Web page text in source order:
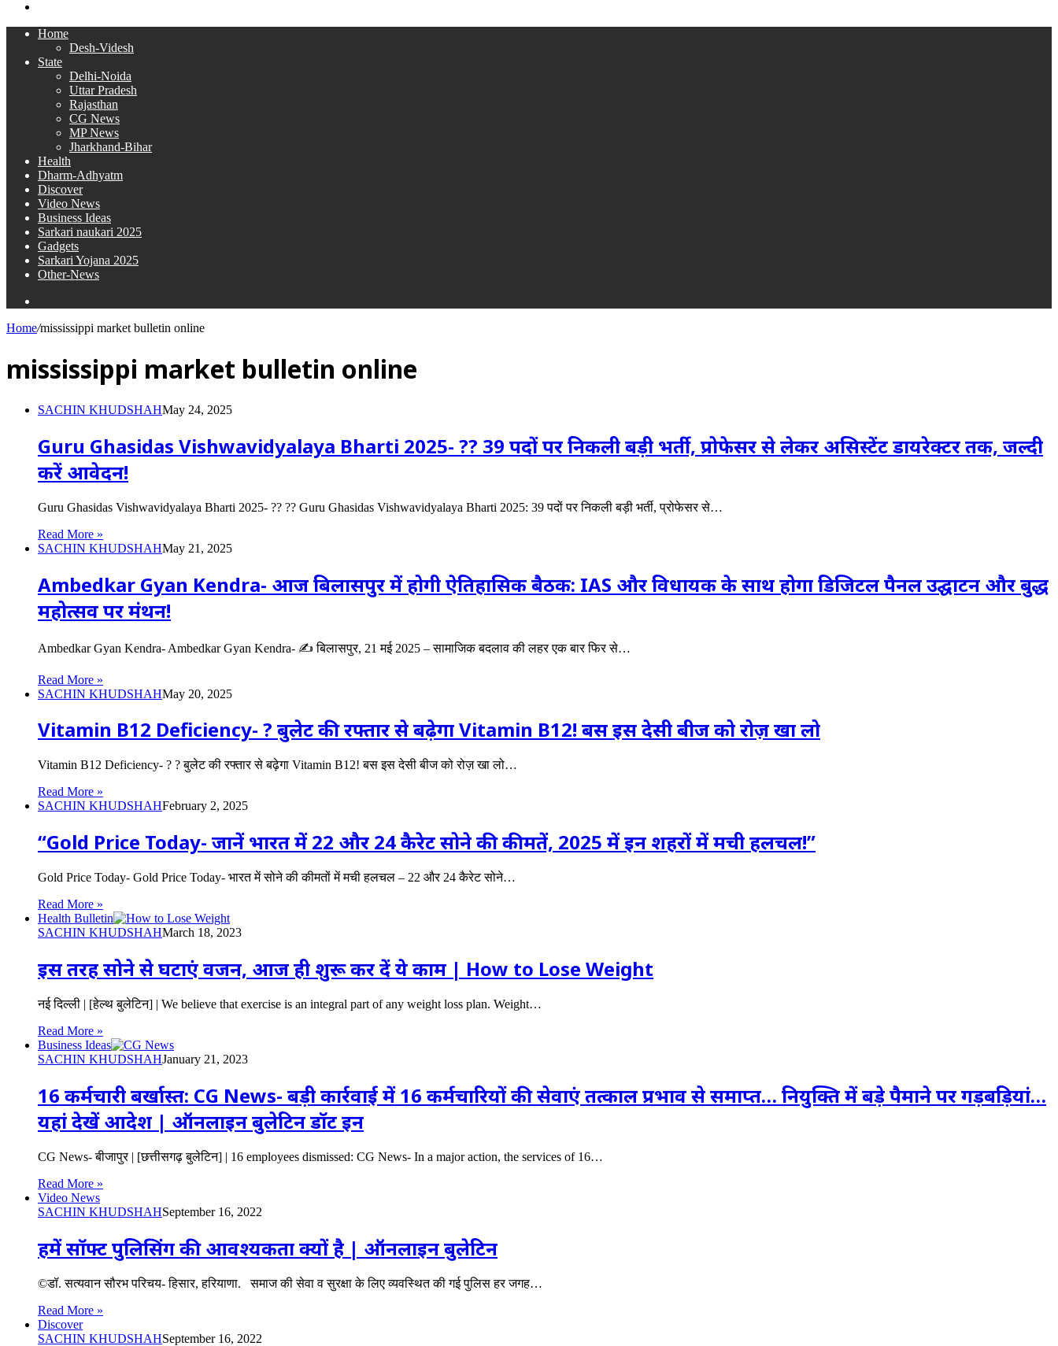
Home
Desh-Videsh
State
Delhi-Noida
Uttar Pradesh
Rajasthan
CG News
MP News
Jharkhand-Bihar
Health
Dharm-Adhyatm
Discover
Video News
Business Ideas
Sarkari naukari 2025
Gadgets
Sarkari Yojana 2025
Other-News
Home/mississippi market bulletin online
mississippi market bulletin online
SACHIN KHUDSHAHMay 24, 2025
Guru Ghasidas Vishwavidyalaya Bharti 2025- ?? 39 पदों पर निकली बड़ी भर्ती, प्रोफेसर से लेकर असिस्टेंट डायरेक्टर तक, जल्दी
करें आवेदन!
Guru Ghasidas Vishwavidyalaya Bharti 2025- ?? ?? Guru Ghasidas Vishwavidyalaya Bharti 2025: 39 पदों पर निकली बड़ी भर्ती, प्रोफेसर से…
Read More »
SACHIN KHUDSHAHMay 21, 2025
Ambedkar Gyan Kendra- आज बिलासपुर में होगी ऐतिहासिक बैठक: IAS और विधायक के साथ होगा डिजिटल पैनल उद्घाटन और बुद्ध
महोत्सव पर मंथन!
Ambedkar Gyan Kendra- Ambedkar Gyan Kendra- ✍️ बिलासपुर, 21 मई 2025 – सामाजिक बदलाव की लहर एक बार फिर से…
Read More »
SACHIN KHUDSHAHMay 20, 2025
Vitamin B12 Deficiency- ? बुलेट की रफ्तार से बढ़ेगा Vitamin B12! बस इस देसी बीज को रोज़ खा लो
Vitamin B12 Deficiency- ? ? बुलेट की रफ्तार से बढ़ेगा Vitamin B12! बस इस देसी बीज को रोज़ खा लो…
Read More »
SACHIN KHUDSHAHFebruary 2, 2025
“Gold Price Today- जानें भारत में 22 और 24 कैरेट सोने की कीमतें, 2025 में इन शहरों में मची हलचल!”
Gold Price Today- Gold Price Today- भारत में सोने की कीमतों में मची हलचल – 22 और 24 कैरेट सोने…
Read More »
Health Bulletin
SACHIN KHUDSHAHMarch 18, 2023
इस तरह सोने से घटाएं वजन, आज ही शुरू कर दें ये काम | How to Lose Weight
नई दिल्ली | [हेल्थ बुलेटिन] | We believe that exercise is an integral part of any weight loss plan. Weight…
Read More »
Business Ideas
SACHIN KHUDSHAHJanuary 21, 2023
16 कर्मचारी बर्खास्त: CG News- बड़ी कार्रवाई में 16 कर्मचारियों की सेवाएं तत्काल प्रभाव से समाप्त… नियुक्ति में बड़े पैमाने पर गड़बड़ियां…
यहां देखें आदेश | ऑनलाइन बुलेटिन डॉट इन
CG News- बीजापुर | [छत्तीसगढ़ बुलेटिन] | 16 employees dismissed: CG News- In a major action, the services of 16…
Read More »
Video News
SACHIN KHUDSHAHSeptember 16, 2022
हमें सॉफ्ट पुलिसिंग की आवश्यकता क्यों है | ऑनलाइन बुलेटिन
©डॉ. सत्यवान सौरभ परिचय- हिसार, हरियाणा. समाज की सेवा व सुरक्षा के लिए व्यवस्थित की गई पुलिस हर जगह…
Read More »
Discover
SACHIN KHUDSHAHSeptember 16, 2022